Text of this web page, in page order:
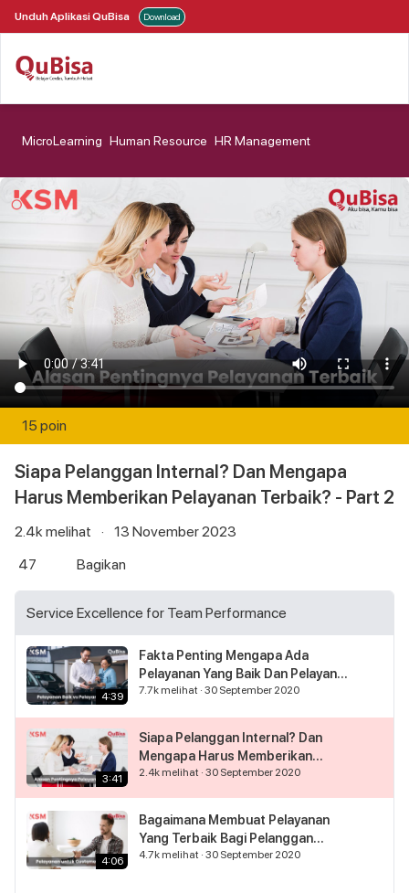
Unduh Aplikasi QuBisa Download
MicroLearning Human Resource HR Management
15 poin
Siapa Pelanggan Internal? Dan Mengapa
Harus Memberikan Pelayanan Terbaik? - Part 2
2.4kmelihat ·
13 November 2023
47
Bagikan
Service Excellence for Team Performance
4:39
Fakta Penting Mengapa Ada
Pelayanan Yang Baik Dan Pelayanan
Yang Buruk - Part 1
7.7k melihat · 30 September 2020
3:41
Siapa Pelanggan Internal? Dan
Mengapa Harus Memberikan
Pelayanan Terbaik? - Part 2
2.4k melihat · 30 September 2020
4:06
Bagaimana Membuat Pelayanan
Yang Terbaik Bagi Pelanggan
Eksternal? - Part 3
4.7k melihat · 30 September 2020